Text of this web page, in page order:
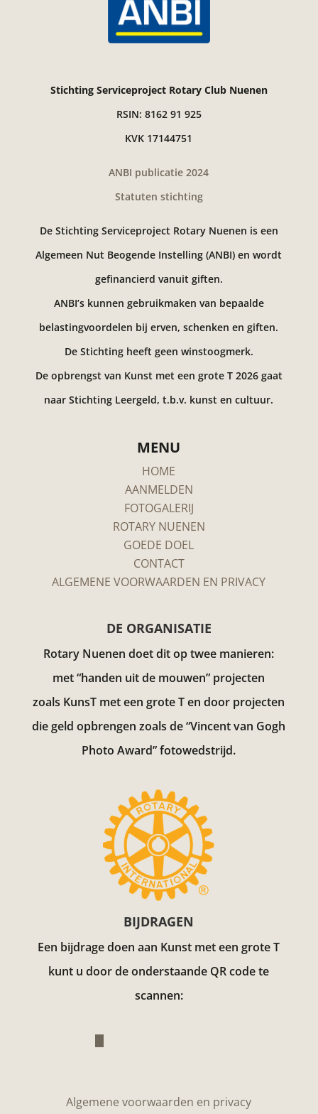
Stichting Serviceproject Rotary Club Nuenen
RSIN: 8162 91 925
KVK 17144751
ANBI publicatie 2024
Statuten stichting
De Stichting Serviceproject Rotary Nuenen is een
Algemeen Nut Beogende Instelling (ANBI) en wordt
gefinancierd vanuit giften.
ANBI’s kunnen gebruikmaken van bepaalde
belastingvoordelen bij erven, schenken en giften.
De Stichting heeft geen winstoogmerk.
De opbrengst van Kunst met een grote T 2026 gaat
naar Stichting Leergeld, t.b.v. kunst en cultuur.
MENU
HOME
AANMELDEN
FOTOGALERIJ
ROTARY NUENEN
GOEDE DOEL
CONTACT
ALGEMENE VOORWAARDEN EN PRIVACY
DE ORGANISATIE
Rotary Nuenen doet dit op twee manieren:
met “handen uit de mouwen” projecten
zoals KunsT met een grote T en door projecten
die geld opbrengen zoals de “Vincent van Gogh
Photo Award” fotowedstrijd.
BIJDRAGEN
Een bijdrage doen aan Kunst met een grote T
kunt u door de onderstaande QR code te
scannen:
Algemene voorwaarden en privacy